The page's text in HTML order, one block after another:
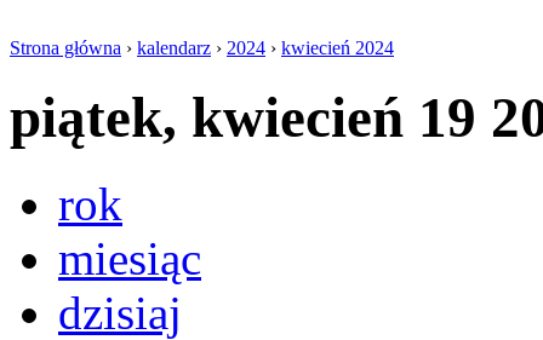
Strona główna › kalendarz › 2024 › kwiecień 2024
piątek, kwiecień 19
rok
miesiąc
dzisiaj